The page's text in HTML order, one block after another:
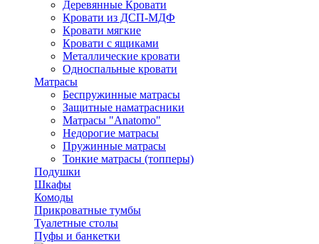
Деревянные Кровати
Кровати из ДСП-МДФ
Кровати мягкие
Кровати с ящиками
Металлические кровати
Односпальные кровати
Матрасы
Беспружинные матрасы
Защитные наматрасники
Матрасы "Anatomo"
Недорогие матрасы
Пружинные матрасы
Тонкие матрасы (топперы)
Подушки
Шкафы
Комоды
Прикроватные тумбы
Туалетные столы
Пуфы и банкетки